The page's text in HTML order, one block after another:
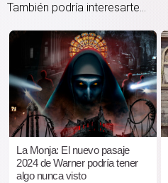
También podría interesarte...
La Monja: El nuevo pasaje
2024 de Warner podría tener
algo nunca visto